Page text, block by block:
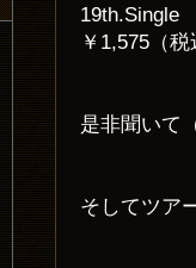
19th.Single
￥1,575（
是非聞いて
そしてツア